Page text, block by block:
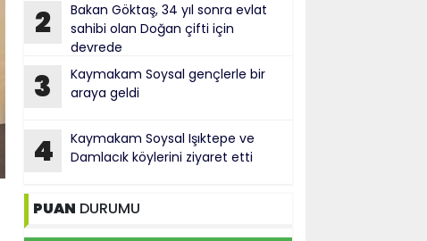
2
Bakan Göktaş, 34 yıl sonra evlat
sahibi olan Doğan çifti için
devrede
3
Kaymakam Soysal gençlerle bir
araya geldi
4
Kaymakam Soysal Işıktepe ve
Damlacık köylerini ziyaret etti
PUAN DURUMU